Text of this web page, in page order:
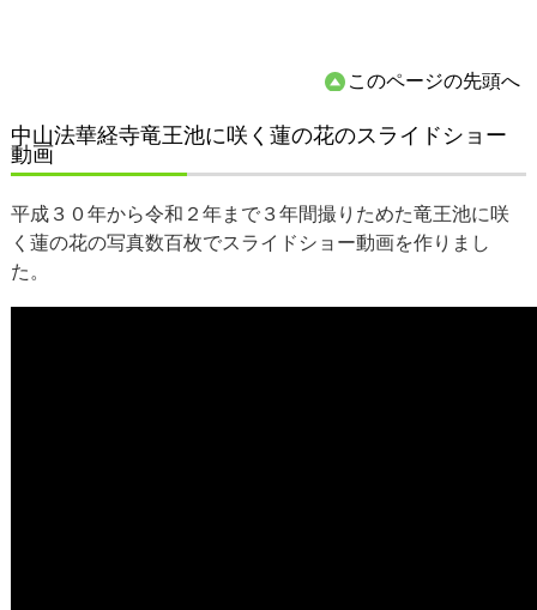
このページの先頭へ
中山法華経寺竜王池に咲く蓮の花のスライドショー
動画
平成３０年から令和２年まで３年間撮りためた竜王池に咲
く蓮の花の写真数百枚でスライドショー動画を作りまし
た。